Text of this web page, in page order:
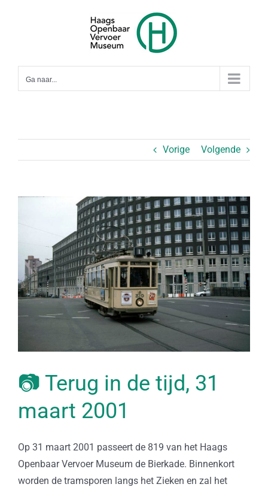
Ga naar...
Vorige Volgende
afbeelding
📷 Terug in de tijd, 31
maart 2001
Op 31 maart 2001 passeert de 819 van het Haags
Openbaar Vervoer Museum de Bierkade. Binnenkort
worden de tramsporen langs het Zieken en zal het